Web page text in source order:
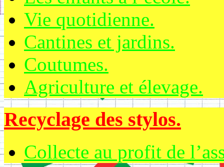
Vie quotidienne.
Cantines et jardins.
Coutumes.
Agriculture et élevage.
Recyclage des stylos.
Collecte au profit de